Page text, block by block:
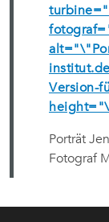
Version-
Porträt
Fotograf